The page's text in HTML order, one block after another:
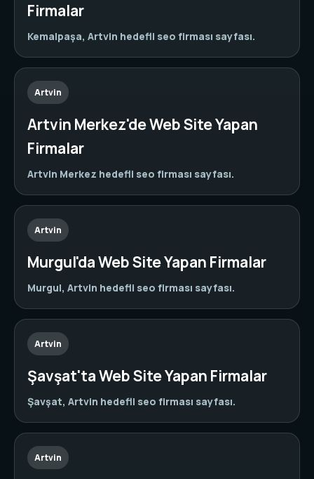
Firmalar
Kemalpaşa, Artvin hedefli seo firması sayfası.
Artvin
Artvin Merkez'de Web Site Yapan
Firmalar
Artvin Merkez hedefli seo firması sayfası.
Artvin
Murgul'da Web Site Yapan Firmalar
Murgul, Artvin hedefli seo firması sayfası.
Artvin
Şavşat'ta Web Site Yapan Firmalar
Şavşat, Artvin hedefli seo firması sayfası.
Artvin